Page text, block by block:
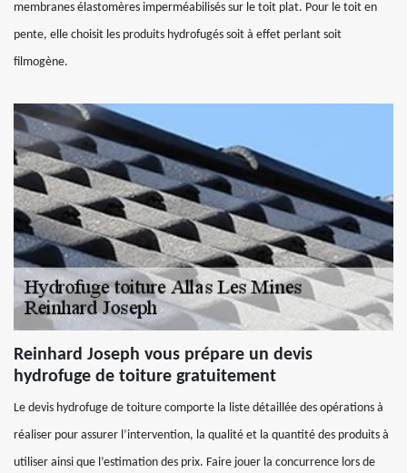
membranes élastomères imperméabilisés sur le toit plat. Pour le toit en
pente, elle choisit les produits hydrofugés soit à effet perlant soit
filmogène.
Reinhard Joseph vous prépare un devis
hydrofuge de toiture gratuitement
Le devis hydrofuge de toiture comporte la liste détaillée des opérations à
réaliser pour assurer l’intervention, la qualité et la quantité des produits à
utiliser ainsi que l’estimation des prix. Faire jouer la concurrence lors de